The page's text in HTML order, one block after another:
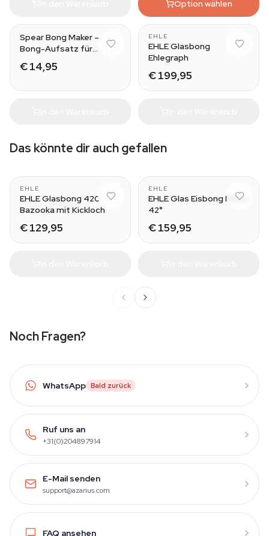
Option wählen
Spear Bong Maker –
Bong-Aufsatz für
€ 14,95
EHLE
EHLE Glasbong
Ehlegraph
€ 199,95
Das könnte dir auch gefallen
EHLE
EHLE Glasbong 420
Bazooka mit Kickloch
€ 129,95
EHLE
EHLE Glas Eisbong Minus
42°
€ 159,95
Noch Fragen?
WhatsApp Bald zurück
Ruf uns an
+31(0)204897914
E-Mail senden
support@azarius.com
FAQ ansehen